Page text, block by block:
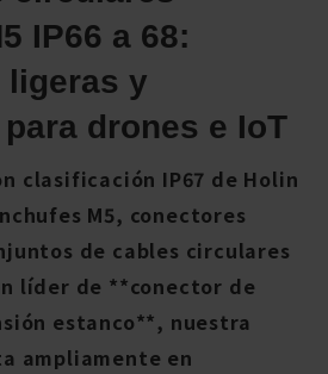
IP66 a 68:
ligeras y
drones e IoT
clasificación IP67 de Holin
M5, conectores
de cables circulares
líder de **conector de
estanco**, nuestra
ampliamente en